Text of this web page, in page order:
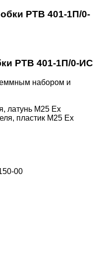
РТВ 401-1П/0-
РТВ 401-1П/0-ИС
набором и
латунь М25 Ех
пластик М25 Ех
00